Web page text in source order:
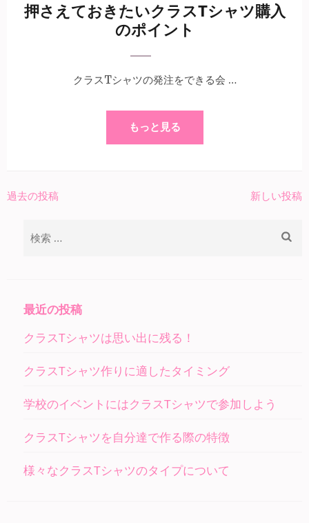
押さえておきたいクラスTシャツ購入
のポイント
クラスTシャツの発注をできる会 …
もっと見る
過去の投稿 新しい投稿
最近の投稿
クラスTシャツは思い出に残る！
クラスTシャツ作りに適したタイミング
学校のイベントにはクラスTシャツで参加しよう
クラスTシャツを自分達で作る際の特徴
様々なクラスTシャツのタイプについて